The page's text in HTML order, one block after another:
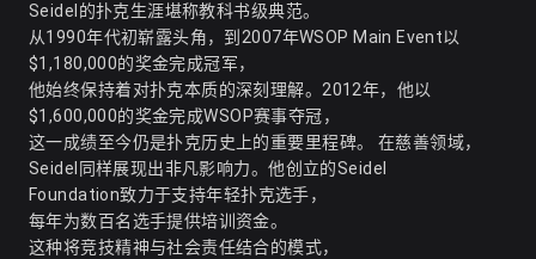
Seidel的扑克生涯堪称教科书级典范。
从1990年代初崭露头角，到2007年WSOP Main Event以
$1,180,000的奖金完成冠军，
他始终保持着对扑克本质的深刻理解。2012年，他以
$1,600,000的奖金完成WSOP赛事夺冠，
这一成绩至今仍是扑克历史上的重要里程碑。 在慈善领域，
Seidel同样展现出非凡影响力。他创立的Seidel
Foundation致力于支持年轻扑克选手，
每年为数百名选手提供培训资金。
这种将竞技精神与社会责任结合的模式，